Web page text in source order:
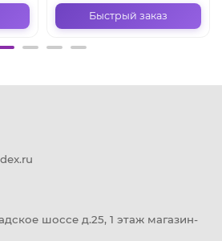
Быстрый заказ
шоссе д.25, 1 этаж магазин-